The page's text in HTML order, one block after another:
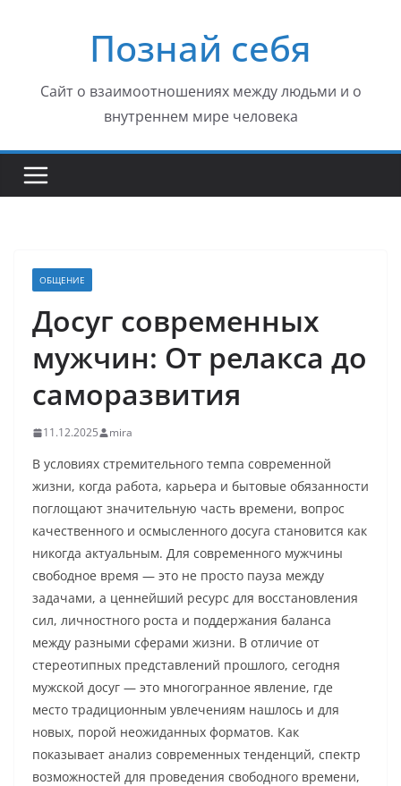
содержимомуПознай себя
Сайт о взаимоотношениях между людьми и о
внутреннем мире человека
ОБЩЕНИЕ
Досуг современных
мужчин: От релакса до
саморазвития
11.12.2025 mira
В условиях стремительного темпа современной
жизни, когда работа, карьера и бытовые обязанности
поглощают значительную часть времени, вопрос
качественного и осмысленного досуга становится как
никогда актуальным. Для современного мужчины
свободное время — это не просто пауза между
задачами, а ценнейший ресурс для восстановления
сил, личностного роста и поддержания баланса
между разными сферами жизни. В отличие от
стереотипных представлений прошлого, сегодня
мужской досуг — это многогранное явление, где
место традиционным увлечениям нашлось и для
новых, порой неожиданных форматов. Как
показывает анализ современных тенденций, спектр
возможностей для проведения свободного времени,